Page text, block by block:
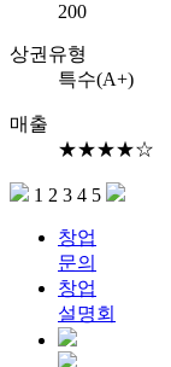
200
상권유형
특수(A+)
매출
★★★★☆
1 2 3 4 5
창업
문의
창업
설명회